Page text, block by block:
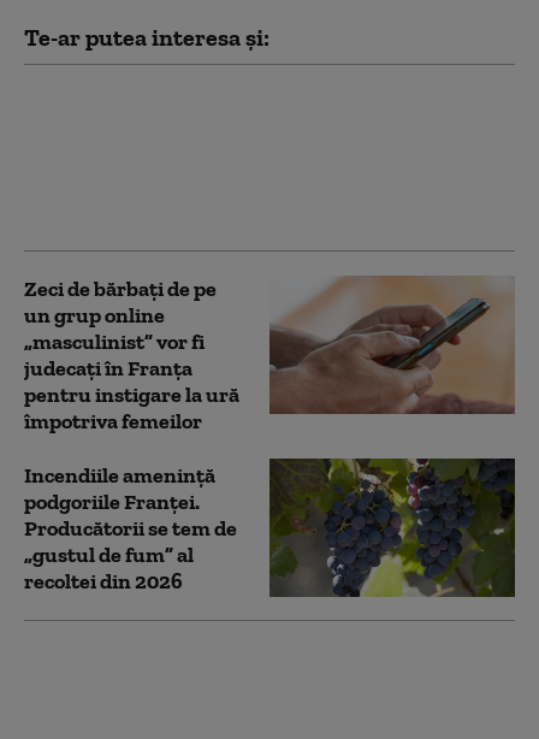
Te-ar putea interesa și:
Zeci de bărbați de pe
un grup online
„masculinist” vor fi
judecați în Franța
pentru instigare la ură
împotriva femeilor
Incendiile amenință
podgoriile Franței.
Producătorii se tem de
„gustul de fum” al
recoltei din 2026